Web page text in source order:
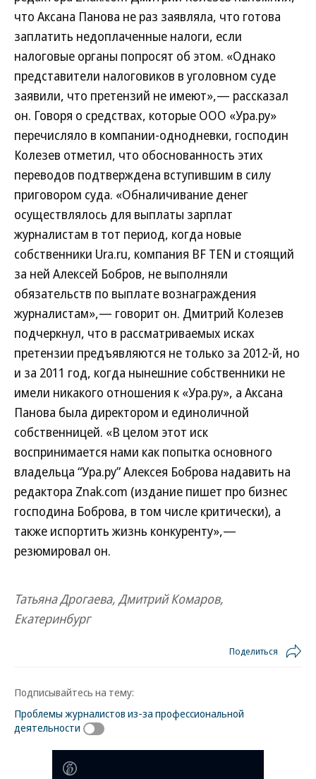
что Аксана Панова не раз заявляла, что готова
заплатить недоплаченные налоги, если
налоговые органы попросят об этом. «Однако
представители налоговиков в уголовном суде
заявили, что претензий не имеют»,— рассказал
он. Говоря о средствах, которые ООО «Ура.ру»
перечисляло в компании-однодневки, господин
Колезев отметил, что обоснованность этих
переводов подтверждена вступившим в силу
приговором суда. «Обналичивание денег
осуществлялось для выплаты зарплат
журналистам в тот период, когда новые
собственники Ura.ru, компания BF TEN и стоящий
за ней Алексей Бобров, не выполняли
обязательств по выплате вознаграждения
журналистам»,— говорит он. Дмитрий Колезев
подчеркнул, что в рассматриваемых исках
претензии предъявляются не только за 2012-й, но
и за 2011 год, когда нынешние собственники не
имели никакого отношения к «Ура.ру», а Аксана
Панова была директором и единоличной
собственницей. «В целом этот иск
воспринимается нами как попытка основного
владельца “Ура.ру” Алексея Боброва надавить на
редактора Znak.com (издание пишет про бизнес
господина Боброва, в том числе критически), а
также испортить жизнь конкуренту»,—
резюмировал он.
Татьяна Дрогаева, Дмитрий Комаров,
Екатеринбург
Поделиться
Подписывайтесь на тему:
Проблемы журналистов из-за профессиональной
деятельности